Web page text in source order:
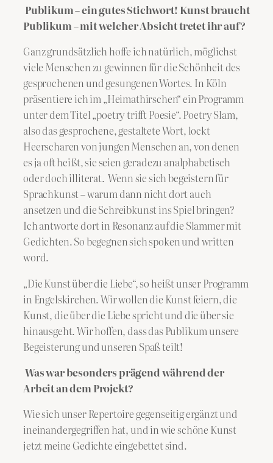
Publikum – ein gutes Stichwort! Kunst braucht
Publikum – mit welcher Absicht tretet ihr auf?
Ganz grundsätzlich hoffe ich natürlich, möglichst
viele Menschen zu gewinnen für die Schönheit des
gesprochenen und gesungenen Wortes. In Köln
präsentiere ich im „Heimathirschen“ ein Programm
unter dem Titel „poetry trifft Poesie“. Poetry Slam,
also das gesprochene, gestaltete Wort, lockt
Heerscharen von jungen Menschen an, von denen
es ja oft heißt, sie seien geradezu analphabetisch
oder doch illiterat. Wenn sie sich begeistern für
Sprachkunst – warum dann nicht dort auch
ansetzen und die Schreibkunst ins Spiel bringen?
Ich antworte dort in Resonanz auf die Slammer mit
Gedichten. So begegnen sich spoken und written
word.
„Die Kunst über die Liebe“, so heißt unser Programm
in Engelskirchen. Wir wollen die Kunst feiern, die
Kunst, die über die Liebe spricht und die über sie
hinausgeht. Wir hoffen, dass das Publikum unsere
Begeisterung und unseren Spaß teilt!
Was war besonders prägend während der
Arbeit an dem Projekt?
Wie sich unser Repertoire gegenseitig ergänzt und
ineinandergegriffen hat, und in wie schöne Kunst
jetzt meine Gedichte eingebettet sind.